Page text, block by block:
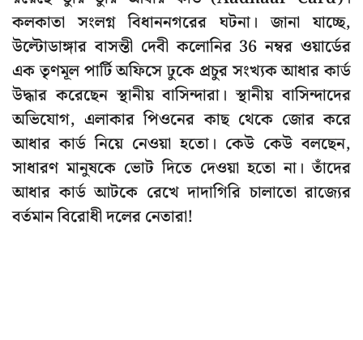
কলকাতা সংলগ্ন বিধাননগরের ঘটনা। জানা যাচ্ছে,
উল্টোডাঙ্গার বাসন্তী দেবী কলোনির 36 নম্বর ওয়ার্ডের
এক তৃণমূল পার্টি অফিসে ঢুকে প্রচুর সংখ্যক আধার কার্ড
উদ্ধার করেছেন স্থানীয় বাসিন্দারা। স্থানীয় বাসিন্দাদের
অভিযোগ, এলাকার পিওনের কাছ থেকে জোর করে
আধার কার্ড নিয়ে নেওয়া হতো। কেউ কেউ বলছেন,
সাধারণ মানুষকে ভোট দিতে দেওয়া হতো না। তাঁদের
আধার কার্ড আটকে রেখে দাদাগিরি চালাতো রাজ্যের
বর্তমান বিরোধী দলের নেতারা!